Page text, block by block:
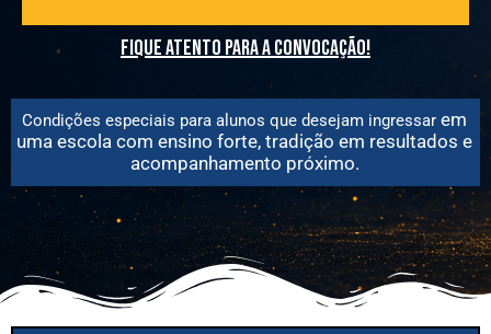
fique atento para a convocação!
Condições especiais para alunos que desejam ingressar em
uma escola com ensino forte, tradição em resultados e
acompanhamento próximo.